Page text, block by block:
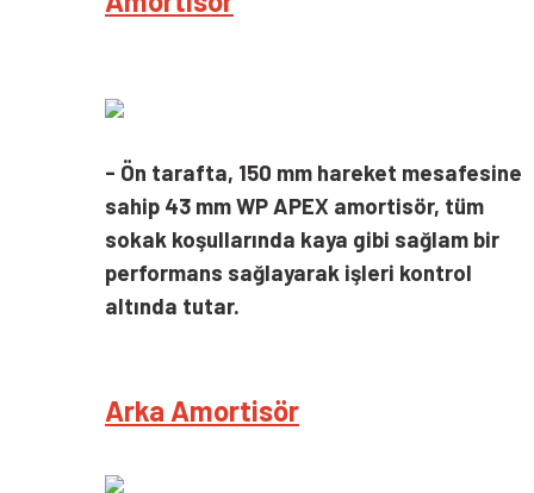
- Ön tarafta, 150 mm hareket mesafesine
sahip 43 mm WP APEX amortisör, tüm
sokak koşullarında kaya gibi sağlam bir
performans sağlayarak işleri kontrol
altında tutar.
Arka Amortisör